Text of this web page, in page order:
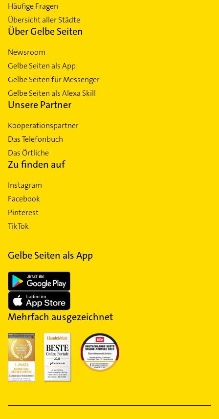
Häufige Fragen
Übersicht aller Städte
Über Gelbe Seiten
Newsroom
Gelbe Seiten als App
Gelbe Seiten für Messenger
Gelbe Seiten als Alexa Skill
Unsere Partner
Kooperationspartner
Das Telefonbuch
Das Örtliche
Zu finden auf
Instagram
Facebook
Pinterest
TikTok
Gelbe Seiten als App
Mehrfach ausgezeichnet